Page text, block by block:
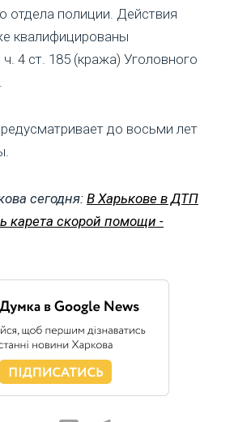
отдела полиции. Действия
квалифицированы
4 ст. 185 (кража) Уголовного
до восьми лет
сегодня: В Харькове в ДТП
карета скорой помощи -